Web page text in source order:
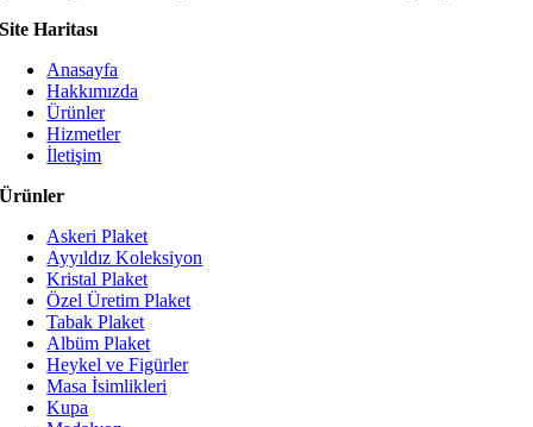
Site Haritası
Anasayfa
Hakkımızda
Ürünler
Hizmetler
İletişim
Ürünler
Askeri Plaket
Ayyıldız Koleksiyon
Kristal Plaket
Özel Üretim Plaket
Tabak Plaket
Albüm Plaket
Heykel ve Figürler
Masa İsimlikleri
Kupa